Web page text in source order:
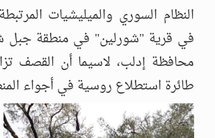
النظام السوري والميليشيات
في قرية "شورلين" في منطقة
محافظة إدلب، لاسيما أن القصف
طائرة استطلاع روسية في أجواء